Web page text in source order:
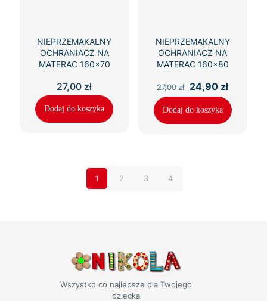
NIEPRZEMAKALNY
OCHRANIACZ NA
MATERAC 160×70
27,00 zł
Dodaj do koszyka
NIEPRZEMAKALNY
OCHRANIACZ NA
MATERAC 160×80
27,00zł
Pierwotna
cena
wynosiła:
27,00 zł.
24,90 zł
wynosi:
24,90
Dodaj do koszyka
1 2 3 4
Wszystko co najlepsze dla Twojego
dziecka